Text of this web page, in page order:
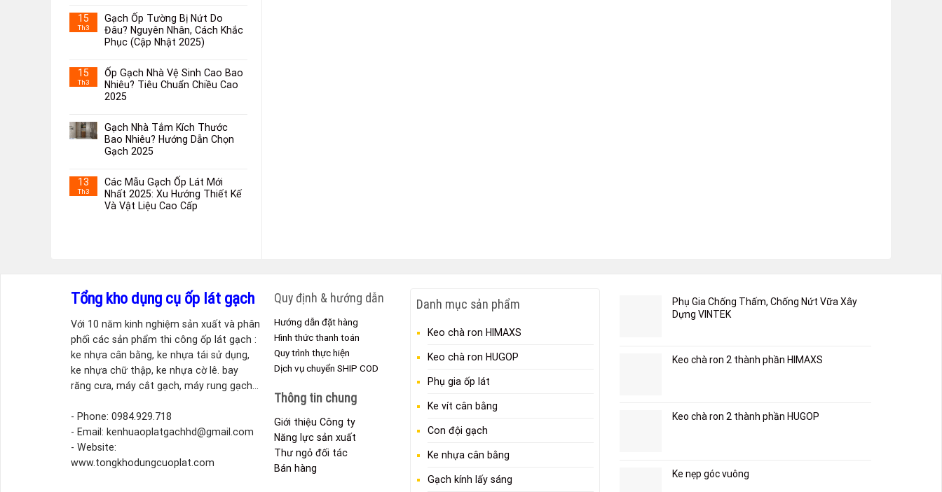
15
Th3
Gạch Ốp Tường Bị Nứt Do
Đâu? Nguyên Nhân, Cách Khắc
Phục (Cập Nhật 2025)
15
Th3
Ốp Gạch Nhà Vệ Sinh Cao Bao
Nhiêu? Tiêu Chuẩn Chiều Cao
2025
Gạch Nhà Tắm Kích Thước
Bao Nhiêu? Hướng Dẫn Chọn
Gạch 2025
13
Th3
Các Mẫu Gạch Ốp Lát Mới
Nhất 2025: Xu Hướng Thiết Kế
Và Vật Liệu Cao Cấp
Tổng kho dụng cụ ốp lát gạch
Với 10 năm kinh nghiệm sản xuất và phân
phối các sản phẩm thi công ốp lát gạch :
ke nhựa cân bằng, ke nhựa tái sử dụng,
ke nhựa chữ thập, ke nhựa cờ lê. bay
răng cưa, máy cắt gạch, máy rung gạch...
- Phone: 0984.929.718
- Email: kenhuaoplatgachhd@gmail.com
- Website:
www.tongkhodungcuoplat.com
Quy định & hướng dẫn
Hướng dẫn đặt hàng
Hình thức thanh toán
Quy trình thực hiện
Dịch vụ chuyển SHIP COD
Thông tin chung
Giới thiệu Công ty
Năng lực sản xuất
Thư ngỏ đối tác
Bán hàng
Danh mục sản phẩm
Keo chà ron HIMAXS
Keo chà ron HUGOP
Phụ gia ốp lát
Ke vít cân bằng
Con đội gạch
Ke nhựa cân bằng
Gạch kính lấy sáng
Phụ Gia Chống Thấm, Chống Nứt Vữa Xây
Dựng VINTEK
Keo chà ron 2 thành phần HIMAXS
Keo chà ron 2 thành phần HUGOP
Ke nẹp góc vuông